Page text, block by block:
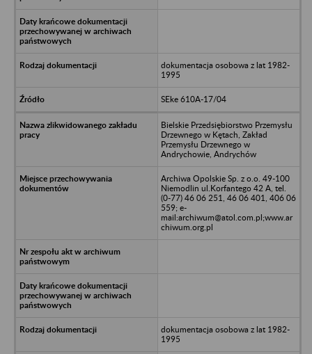
dokumentacja osobowa z lat 1982-
1995
SEke 610A-17/04
Bielskie Przedsiębiorstwo Przemysłu
Drzewnego w Kętach, Zakład
Przemysłu Drzewnego w
Andrychowie, Andrychów
Archiwa Opolskie Sp. z o.o. 49-100
Niemodlin ul.Korfantego 42 A, tel.
(0-77) 46 06 251, 46 06 401, 406 06
559; e-
mail:archiwum@atol.com.pl;www.ar
chiwum.org.pl
dokumentacja osobowa z lat 1982-
1995